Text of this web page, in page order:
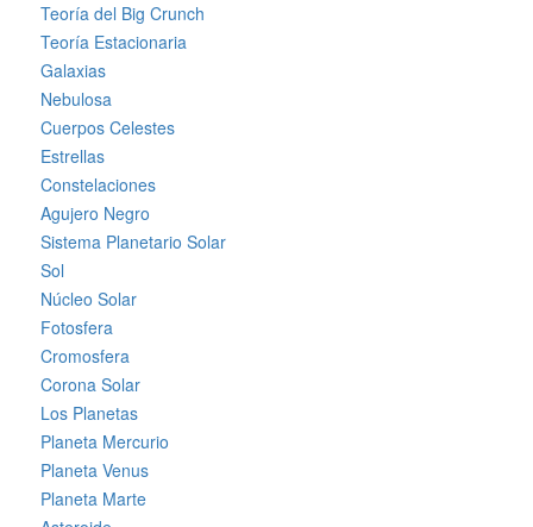
Teoría del Big Crunch
Teoría Estacionaria
Galaxias
Nebulosa
Cuerpos Celestes
Estrellas
Constelaciones
Agujero Negro
Sistema Planetario Solar
Sol
Núcleo Solar
Fotosfera
Cromosfera
Corona Solar
Los Planetas
Planeta Mercurio
Planeta Venus
Planeta Marte